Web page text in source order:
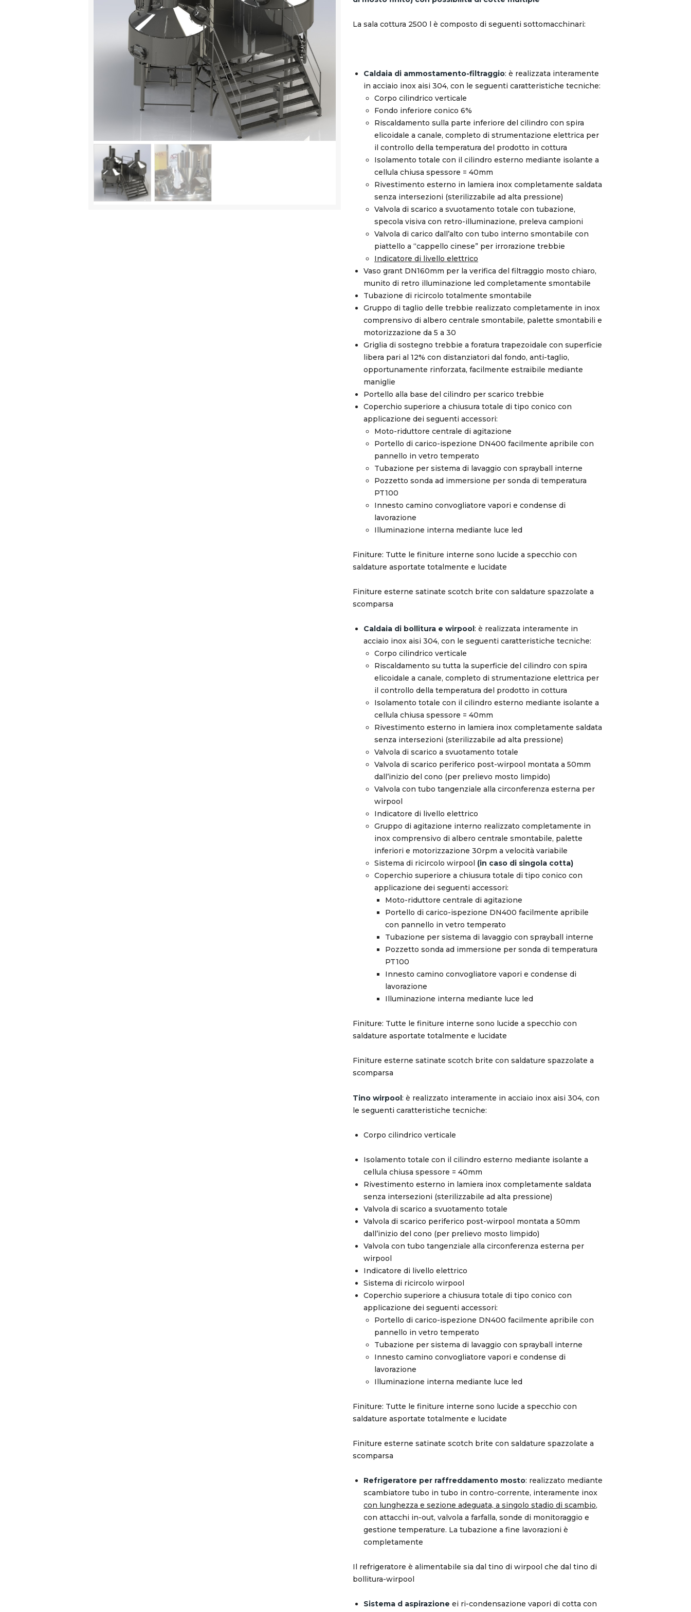
La sala cottura 2500 l è composto di seguenti sottomacchinari:
Caldaia di ammostamento-filtraggio: è realizzata interamente
in acciaio inox aisi 304, con le seguenti caratteristiche tecniche:
Corpo cilindrico verticale
Fondo inferiore conico 6%
Riscaldamento sulla parte inferiore del cilindro con spira
elicoidale a canale, completo di strumentazione elettrica per
il controllo della temperatura del prodotto in cottura
Isolamento totale con il cilindro esterno mediante isolante a
cellula chiusa spessore = 40mm
Rivestimento esterno in lamiera inox completamente saldata
senza intersezioni (sterilizzabile ad alta pressione)
Valvola di scarico a svuotamento totale con tubazione,
specola visiva con retro-illuminazione, preleva campioni
Valvola di carico dall’alto con tubo interno smontabile con
piattello a “cappello cinese” per irrorazione trebbie
Indicatore di livello elettrico
Vaso grant DN160mm per la verifica del filtraggio mosto chiaro,
munito di retro illuminazione led completamente smontabile
Tubazione di ricircolo totalmente smontabile
Gruppo di taglio delle trebbie realizzato completamente in inox
comprensivo di albero centrale smontabile, palette smontabili e
motorizzazione da 5 a 30
Griglia di sostegno trebbie a foratura trapezoidale con superficie
libera pari al 12% con distanziatori dal fondo, anti-taglio,
opportunamente rinforzata, facilmente estraibile mediante
maniglie
Portello alla base del cilindro per scarico trebbie
Coperchio superiore a chiusura totale di tipo conico con
applicazione dei seguenti accessori:
Moto-riduttore centrale di agitazione
Portello di carico-ispezione DN400 facilmente apribile con
pannello in vetro temperato
Tubazione per sistema di lavaggio con sprayball interne
Pozzetto sonda ad immersione per sonda di temperatura
PT100
Innesto camino convogliatore vapori e condense di
lavorazione
Illuminazione interna mediante luce led
Finiture: Tutte le finiture interne sono lucide a specchio con
saldature asportate totalmente e lucidate
Finiture esterne satinate scotch brite con saldature spazzolate a
scomparsa
Caldaia di bollitura e wirpool: è realizzata interamente in
acciaio inox aisi 304, con le seguenti caratteristiche tecniche:
Corpo cilindrico verticale
Riscaldamento su tutta la superficie del cilindro con spira
elicoidale a canale, completo di strumentazione elettrica per
il controllo della temperatura del prodotto in cottura
Isolamento totale con il cilindro esterno mediante isolante a
cellula chiusa spessore = 40mm
Rivestimento esterno in lamiera inox completamente saldata
senza intersezioni (sterilizzabile ad alta pressione)
Valvola di scarico a svuotamento totale
Valvola di scarico periferico post-wirpool montata a 50mm
dall’inizio del cono (per prelievo mosto limpido)
Valvola con tubo tangenziale alla circonferenza esterna per
wirpool
Indicatore di livello elettrico
Gruppo di agitazione interno realizzato completamente in
inox comprensivo di albero centrale smontabile, palette
inferiori e motorizzazione 30rpm a velocità variabile
Sistema di ricircolo wirpool (in caso di singola cotta)
Coperchio superiore a chiusura totale di tipo conico con
applicazione dei seguenti accessori:
Moto-riduttore centrale di agitazione
Portello di carico-ispezione DN400 facilmente apribile
con pannello in vetro temperato
Tubazione per sistema di lavaggio con sprayball interne
Pozzetto sonda ad immersione per sonda di temperatura
PT100
Innesto camino convogliatore vapori e condense di
lavorazione
Illuminazione interna mediante luce led
Finiture: Tutte le finiture interne sono lucide a specchio con
saldature asportate totalmente e lucidate
Finiture esterne satinate scotch brite con saldature spazzolate a
scomparsa
Tino wirpool: è realizzato interamente in acciaio inox aisi 304, con
le seguenti caratteristiche tecniche:
Corpo cilindrico verticale
Isolamento totale con il cilindro esterno mediante isolante a
cellula chiusa spessore = 40mm
Rivestimento esterno in lamiera inox completamente saldata
senza intersezioni (sterilizzabile ad alta pressione)
Valvola di scarico a svuotamento totale
Valvola di scarico periferico post-wirpool montata a 50mm
dall’inizio del cono (per prelievo mosto limpido)
Valvola con tubo tangenziale alla circonferenza esterna per
wirpool
Indicatore di livello elettrico
Sistema di ricircolo wirpool
Coperchio superiore a chiusura totale di tipo conico con
applicazione dei seguenti accessori:
Portello di carico-ispezione DN400 facilmente apribile con
pannello in vetro temperato
Tubazione per sistema di lavaggio con sprayball interne
Innesto camino convogliatore vapori e condense di
lavorazione
Illuminazione interna mediante luce led
Finiture: Tutte le finiture interne sono lucide a specchio con
saldature asportate totalmente e lucidate
Finiture esterne satinate scotch brite con saldature spazzolate a
scomparsa
Refrigeratore per raffreddamento mosto: realizzato mediante
scambiatore tubo in tubo in contro-corrente, interamente inox
con lunghezza e sezione adeguata, a singolo stadio di scambio,
con attacchi in-out, valvola a farfalla, sonde di monitoraggio e
gestione temperature. La tubazione a fine lavorazioni è
completamente
Il refrigeratore è alimentabile sia dal tino di wirpool che dal tino di
bollitura-wirpool
Sistema d aspirazione ei ri-condensazione vapori di cotta con